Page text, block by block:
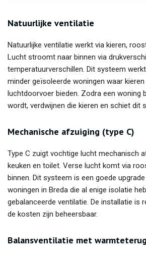
Natuurlijke ventilatie
Natuurlijke ventilatie werkt via kieren,
Lucht stroomt naar binnen via
temperatuurverschillen. Dit systeem
minder geïsoleerde woningen waar
luchtdoorvoer bieden. Zodra een woning
wordt, verdwijnen die kieren en schiet dit
Mechanische afzuiging (type C)
Type C zuigt vochtige lucht mechanisch
keuken en toilet. Verse lucht komt via
binnen. Dit systeem is een goede
woningen in Breda die al enige isolatie
gebalanceerde ventilatie. De installatie is
de kosten zijn beheersbaar.
Balansventilatie met